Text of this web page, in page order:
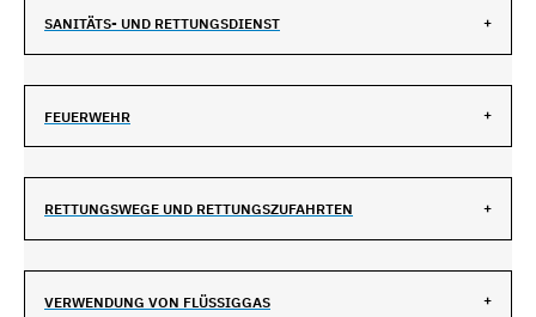
SANITÄTS- UND RETTUNGSDIENST
FEUERWEHR
RETTUNGSWEGE UND RETTUNGSZUFAHRTEN
VERWENDUNG VON FLÜSSIGGAS